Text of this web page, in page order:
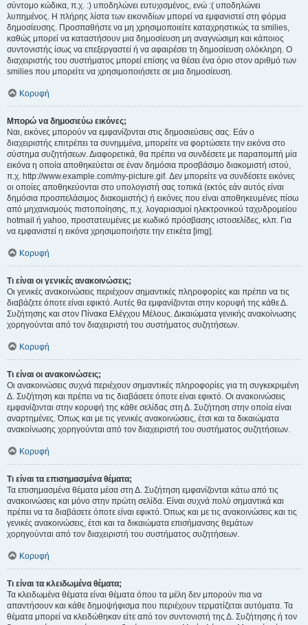
σύντομο κώδικα, π.χ. :) υποδηλώνει ευτυχισμένος, ενώ :( υποδηλώνει
λυπημένος. Η πλήρης λίστα των εικονιδίων μπορεί να εμφανιστεί στη φόρμα
δημοσίευσης. Προσπαθήστε να μη χρησιμοποιείτε καταχρηστικώς τα smilies,
καθώς μπορεί να καταστήσουν μια δημοσίευση μη αναγνώσιμη και κάποιος
συντονιστής ίσως να επεξεργαστεί ή να αφαιρέσει τη δημοσίευση ολόκληρη. Ο
διαχειριστής του συστήματος μπορεί επίσης να θέσει ένα όριο στον αριθμό των
smilies που μπορείτε να χρησιμοποιήσετε σε μια δημοσίευση.
Κορυφή
Μπορώ να δημοσιεύω εικόνες;
Ναι, εικόνες μπορούν να εμφανίζονται στις δημοσιεύσεις σας. Εάν ο
διαχειριστής επιτρέπει τα συνημμένα, μπορείτε να φορτώσετε την εικόνα στο
σύστημα συζητήσεων. Διαφορετικά, θα πρέπει να συνδέσετε με παραπομπή μία
εικόνα η οποία αποθηκεύεται σε έναν δημόσια προσβάσιμο διακομιστή ιστού,
π.χ. http://www.example.com/my-picture.gif. Δεν μπορείτε να συνδέσετε εικόνες
οι οποίες αποθηκεύονται στο υπολογιστή σας τοπικά (εκτός εάν αυτός είναι
δημόσια προσπελάσιμος διακομιστής) ή εικόνες που είναι αποθηκευμένες πίσω
από μηχανισμούς πιστοποίησης, π.χ. λογαριασμοί ηλεκτρονικού ταχυδρομείου
hotmail ή yahoo, προστατευμένες με κωδικό πρόσβασης ιστοσελίδες, κλπ. Για
να εμφανιστεί η εικόνα χρησιμοποιήστε την ετικέτα [img].
Κορυφή
Τι είναι οι γενικές ανακοινώσεις;
Οι γενικές ανακοινώσεις περιέχουν σημαντικές πληροφορίες και πρέπει να τις
διαβάζετε όποτε είναι εφικτό. Αυτές θα εμφανίζονται στην κορυφή της κάθε Δ.
Συζήτησης και στον Πίνακα Ελέγχου Μέλους. Δικαιώματα γενικής ανακοίνωσης
χορηγούνται από τον διαχειριστή του συστήματος συζητήσεων.
Κορυφή
Τι είναι οι ανακοινώσεις;
Οι ανακοινώσεις συχνά περιέχουν σημαντικές πληροφορίες για τη συγκεκριμένη
Δ. Συζήτηση και πρέπει να τις διαβάσετε όποτε είναι εφικτό. Οι ανακοινώσεις
εμφανίζονται στην κορυφή της κάθε σελίδας στη Δ. Συζήτηση στην οποία είναι
αναρτημένες. Όπως και με τις γενικές ανακοινώσεις, έτσι και τα δικαιώματα
ανακοίνωσης χορηγούνται από τον διαχειριστή του συστήματος συζητήσεων.
Κορυφή
Τι είναι τα επισημασμένα θέματα;
Τα επισημασμένα θέματα μέσα στη Δ. Συζήτηση εμφανίζονται κάτω από τις
ανακοινώσεις και μόνο στην πρώτη σελίδα. Είναι συχνά πολύ σημαντικά και
πρέπει να τα διαβάσετε όποτε είναι εφικτό. Όπως και με τις ανακοινώσεις και τις
γενικές ανακοινώσεις, έτσι και τα δικαιώματα επισήμανσης θεμάτων
χορηγούνται από τον διαχειριστή του συστήματος συζητήσεων.
Κορυφή
Τι είναι τα κλειδωμένα θέματα;
Τα κλειδωμένα θέματα είναι θέματα όπου τα μέλη δεν μπορούν πια να
απαντήσουν και κάθε δημοψήφισμα που περιέχουν τερματίζεται αυτόματα. Τα
θέματα μπορεί να κλειδώθηκαν είτε από τον συντονιστή της Δ. Συζήτησης ή τον